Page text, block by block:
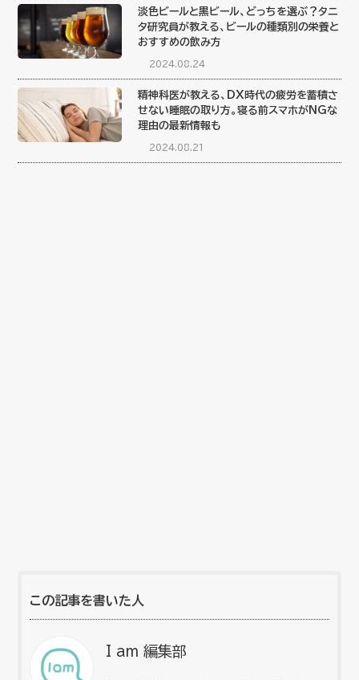
淡色ビールと黒ビール、どっちを選ぶ？タニ
タ研究員が教える、ビールの種類別の栄養と
おすすめの飲み方
2024.08.24
精神科医が教える、DX時代の疲労を蓄積さ
せない睡眠の取り方。寝る前スマホがNGな
理由の最新情報も
2024.08.21
この記事を書いた人
I am 編集部